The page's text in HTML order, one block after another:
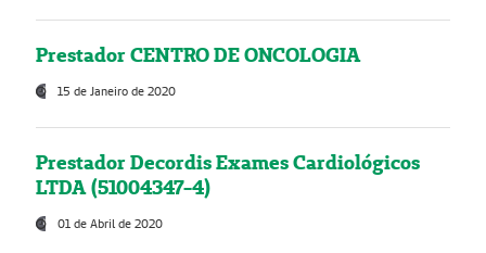
Prestador CENTRO DE ONCOLOGIA
15 de Janeiro de 2020
Prestador Decordis Exames Cardiológicos
LTDA (51004347-4)
01 de Abril de 2020